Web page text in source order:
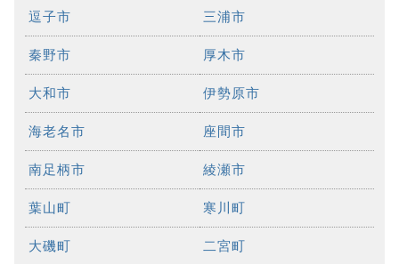
逗子市 三浦市
秦野市 厚木市
大和市 伊勢原市
海老名市 座間市
南足柄市 綾瀬市
葉山町 寒川町
大磯町 二宮町